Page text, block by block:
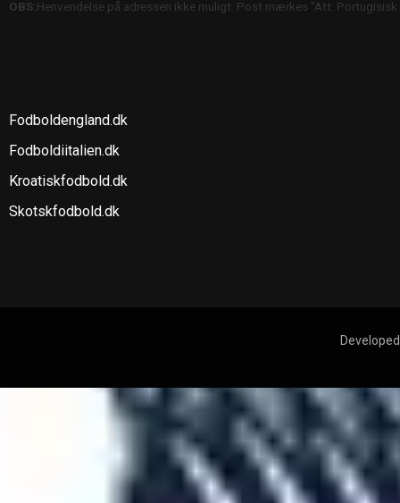
OBS:Henvendelse på adressen ikke muligt. Post mærkes "Att:
Fodboldengland.dk
Fodboldiitalien.dk
Kroatiskfodbold.dk
Skotskfodbold.dk